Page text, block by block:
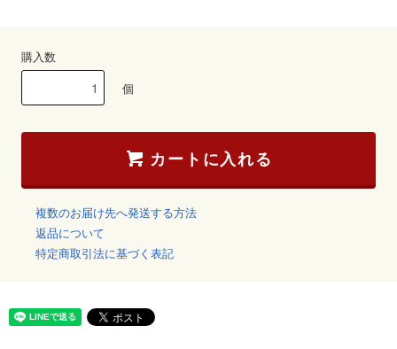
購入数
個
カートに入れる
複数のお届け先へ発送する方法
返品について
特定商取引法に基づく表記